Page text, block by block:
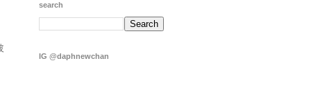
search
IG @daphnewchan